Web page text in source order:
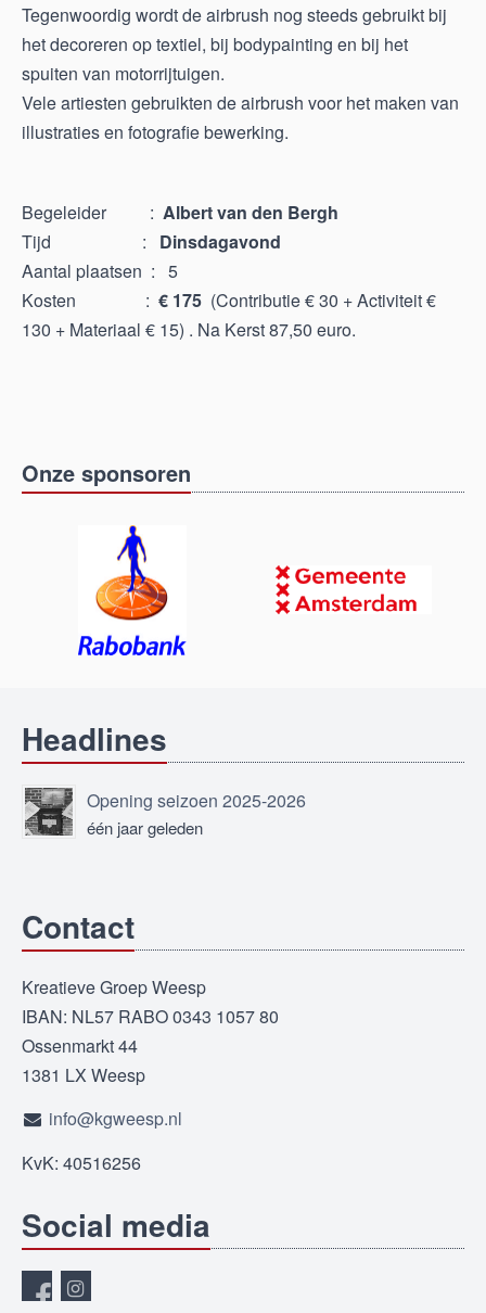
Tegenwoordig wordt de airbrush nog steeds gebruikt bij
het decoreren op textiel, bij bodypainting en bij het
spuiten van motorrijtuigen.
Vele artiesten gebruikten de airbrush voor het maken van
illustraties en fotografie bewerking.
Begeleider : Albert van den Bergh
Tijd : Dinsdagavond
Aantal plaatsen : 5
Kosten : € 175 (Contributie € 30 + Activiteit €
130 + Materiaal € 15) . Na Kerst 87,50 euro.
Onze sponsoren
Headlines
Opening seizoen 2025-2026
één jaar geleden
Contact
Kreatieve Groep Weesp
IBAN: NL57 RABO 0343 1057 80
Ossenmarkt 44
1381 LX Weesp
info@kgweesp.nl
KvK: 40516256
Social media